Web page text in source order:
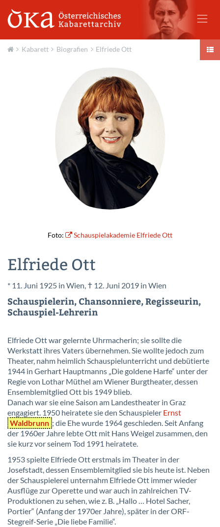
Kabarett Biografien Elfriede Ott
Foto: Schauspielakademie Elfriede Ott
Elfriede Ott
* 11. Juni 1925 in Wien, † 12. Juni 2019 in Wien
Schauspielerin, Chansonniere, Regisseurin,
Schauspiel-Lehrerin
Elfriede Ott war gelernte Uhrmacherin; sie sollte die
Werkstatt ihres Vaters übernehmen. Sie wollte jedoch zum
Theater, nahm heimlich Schauspielunterricht und debütierte
1944 in Gerhart Hauptmanns „Die goldene Harfe“ unter der
Regie von Lothar Müthel am Wiener Burgtheater, dessen
Ensemblemitglied Ott bis 1949 blieb.
Danach war sie eine Saison am Landestheater in Graz
engagiert. 1950 heiratete sie den Schauspieler Ernst
Waldbrunn ; die Ehe wurde 1964 geschieden. Seit Anfang
der 1960er Jahre lebte Ott mit Hans Weigel zusammen, den
sie kurz vor seinem Tod 1991 heiratete.
1953 spielte Elfriede Ott erstmals im Theater in der
Josefstadt, dessen Ensemblemitglied sie bis heute ist. Neben
der Schauspielerei unternahm Elfriede Ott immer wieder
Ausflüge zur Operette und war auch in zahlreichen TV-
Produktionen zu sehen, wie z. B. „Hallo … Hotel Sacher,
Portier“ (Anfang der 1970er Jahre), später in der ORF-
Stegreif-Serie „Die liebe Familie“.